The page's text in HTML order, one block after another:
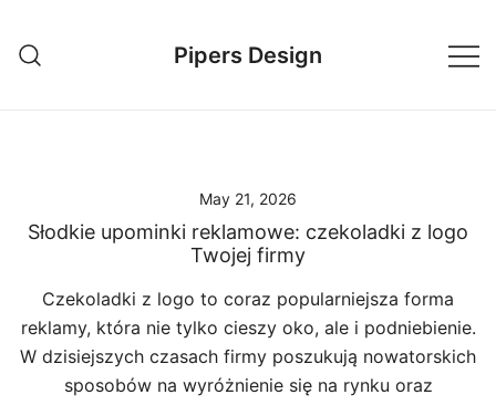
content
Pipers Design
May 21, 2026
Słodkie upominki reklamowe: czekoladki z logo
Twojej firmy
Czekoladki z logo to coraz popularniejsza forma
reklamy, która nie tylko cieszy oko, ale i podniebienie.
W dzisiejszych czasach firmy poszukują nowatorskich
sposobów na wyróżnienie się na rynku oraz